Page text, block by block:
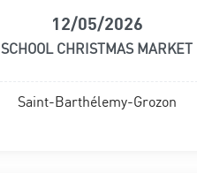
12/05/2026
SCHOOL CHRISTMAS MARKET
Saint-Barthélemy-Grozon